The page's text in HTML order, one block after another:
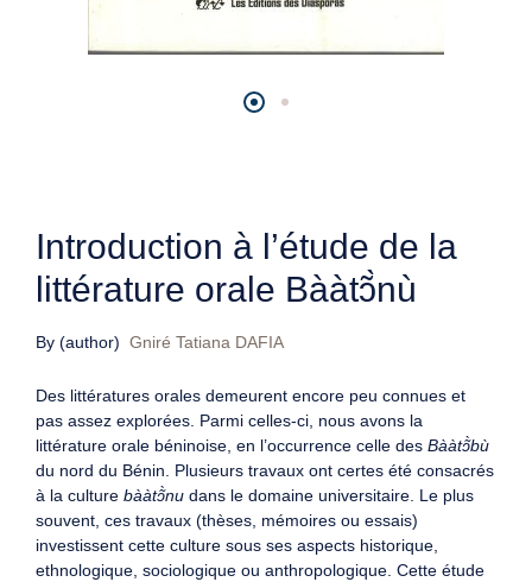
Introduction à l’étude de la
littérature orale Bààtɔ̃̀nù
By (author) Gniré Tatiana DAFIA
Des littératures orales demeurent encore peu connues et
pas assez explorées. Parmi celles-ci, nous avons la
littérature orale béninoise, en l’occurrence celle des Bààtɔ̃̀bù
du nord du Bénin. Plusieurs travaux ont certes été consacrés
à la culture bààtɔ̃̀nu dans le domaine universitaire. Le plus
souvent, ces travaux (thèses, mémoires ou essais)
investissent cette culture sous ses aspects historique,
ethnologique, sociologique ou anthropologique. Cette étude